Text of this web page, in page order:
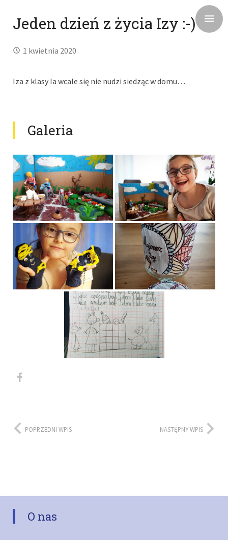
Jeden dzień z życia Izy :-)
1 kwietnia 2020
Iza z klasy Ia wcale się nie nudzi siedząc w domu…
Galeria
POPRZEDNI WPIS NASTĘPNY WPIS
O nas